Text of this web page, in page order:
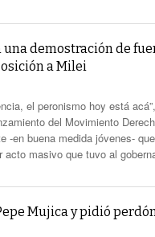
demostración de
a Milei
el peronismo hoy está
del Movimiento
-en buena medida jóvenes-
acto masivo que tuvo al
Mujica y pidió